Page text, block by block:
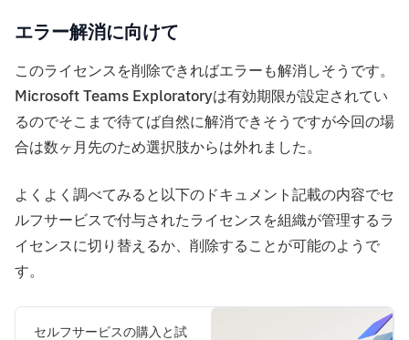
エラー解消に向けて
このライセンスを削除できればエラーも解消しそうです。
Microsoft Teams Exploratoryは有効期限が設定されてい
るのでそこまで待てば自然に解消できそうですが今回の場
合は数ヶ月先のため選択肢からは外れました。
よくよく調べてみると以下のドキュメント記載の内容でセ
ルフサービスで付与されたライセンスを組織が管理するラ
イセンスに切り替えるか、削除することが可能のようで
す。
セルフサービスの購入と試